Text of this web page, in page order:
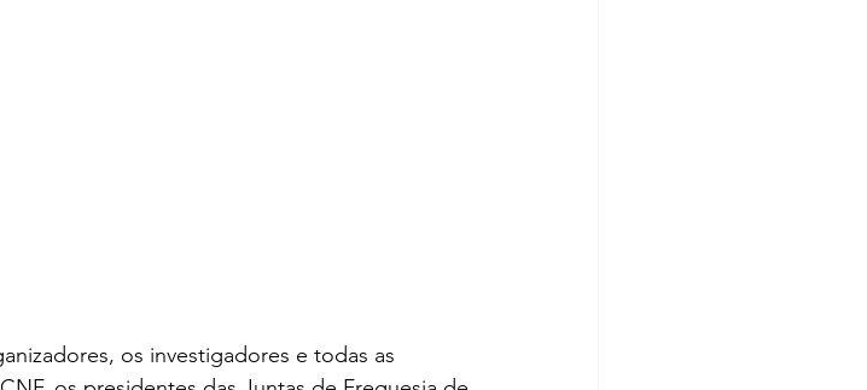
os investigadores e todas as